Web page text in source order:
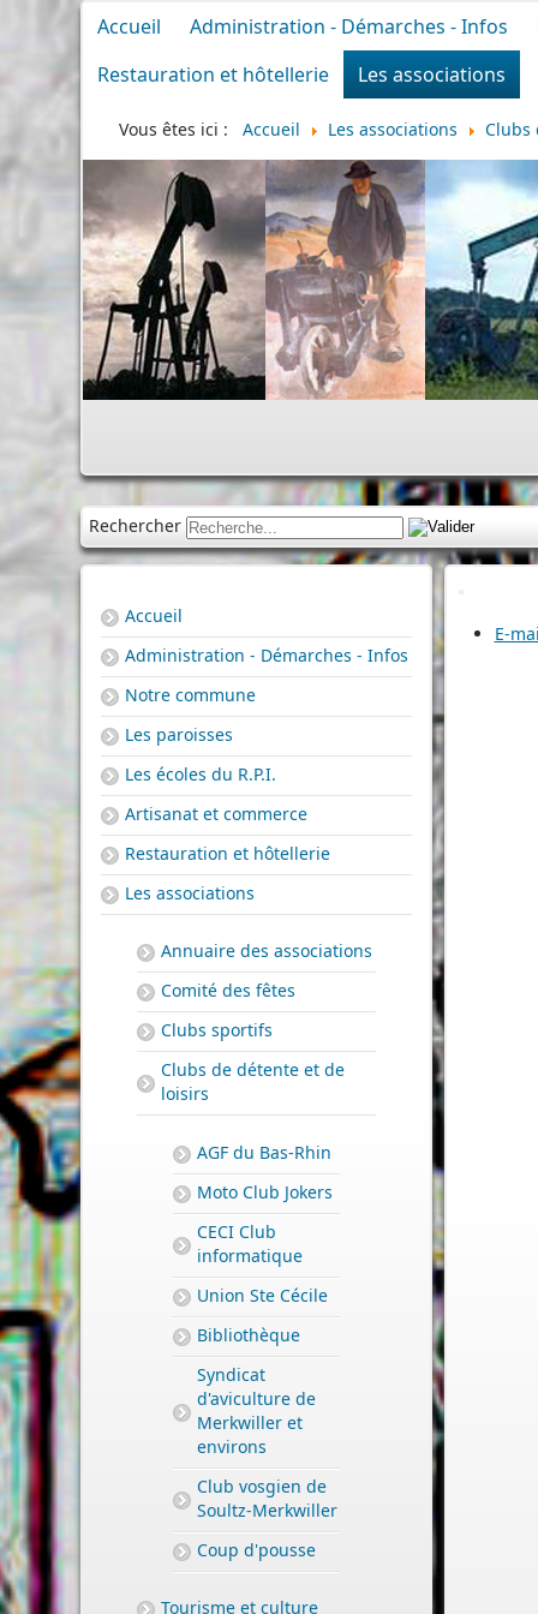
Accueil Administration - Démarches - Infos
Restauration et hôtellerie
Les associations
Vous êtes ici : Accueil Les associations Clubs
Rechercher
Accueil
Administration - Démarches - Infos
Notre commune
Les paroisses
Les écoles du R.P.I.
Artisanat et commerce
Restauration et hôtellerie
Les associations
Annuaire des associations
Comité des fêtes
Clubs sportifs
Clubs de détente et de
loisirs
AGF du Bas-Rhin
Moto Club Jokers
CECI Club
informatique
Union Ste Cécile
Bibliothèque
Syndicat
d'aviculture de
Merkwiller et
environs
Club vosgien de
Soultz-Merkwiller
Coup d'pousse
Tourisme et culture
E-